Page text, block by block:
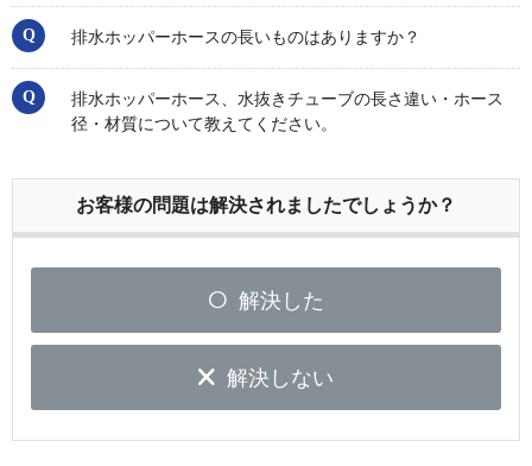
排水ホッパーホースの長いものはありますか？
排水ホッパーホース、水抜きチューブの長さ違い・ホース
径・材質について教えてください。
お客様の問題は解決されましたでしょうか？
解決した
解決しない